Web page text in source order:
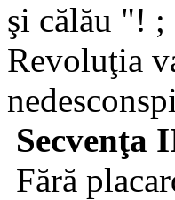
şi călău "!
Revoluţia
Secvenţa
Fără